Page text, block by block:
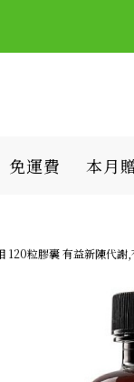
免運費 本月
粒膠囊 有益新陳代謝